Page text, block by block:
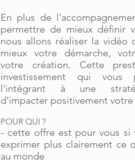
En plus de
permettre de mieux définir
nous allons réaliser la vidéo
mieux votre démarche,
votre création. Cette
investissement qui vous
l'intégrant à une
d'impacter positivement votre
POUR QUI ?
- cette offre est pour vous si
exprimer plus clairement ce
au monde